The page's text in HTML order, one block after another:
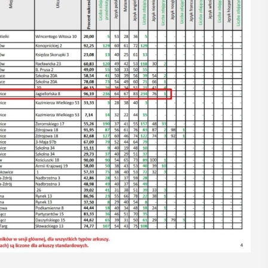
i
czyli 29-30
się
przez
12 MAJ
16:00 - 17:30
Spotkanie
Seniorów w
Jaworniku
Podczas majowego spotkania seniorzy
będą mieli wyjątkową okazję
przygotować się na nadchodzące lato,
zaopatrując się w naturalne kosmetyki
wykonane własnoręcznie. Uuczestnicy
będą proszeni o przyniesienie
słoiczków ...